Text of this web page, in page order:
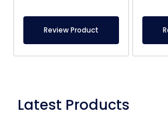
Review Product
Latest Products